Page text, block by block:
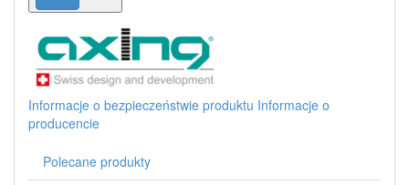
Informacje o bezpieczeństwie produktu Informacje o
producencie
Polecane produkty